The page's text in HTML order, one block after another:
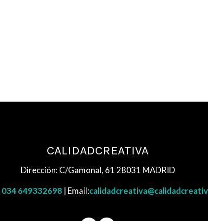
CALIDADCREATIVA
Dirección: C/Gamonal, 61 28031 MADRID
034 649332698 | Email: